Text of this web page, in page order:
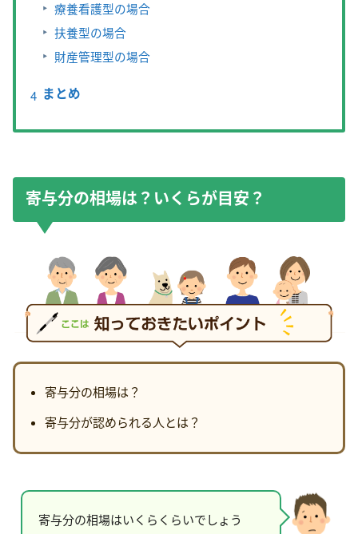
療養看護型の場合
扶養型の場合
財産管理型の場合
まとめ
寄与分の相場は？いくらが目安？
寄与分の相場は？
寄与分が認められる人とは？
寄与分の相場はいくらくらいでしょう